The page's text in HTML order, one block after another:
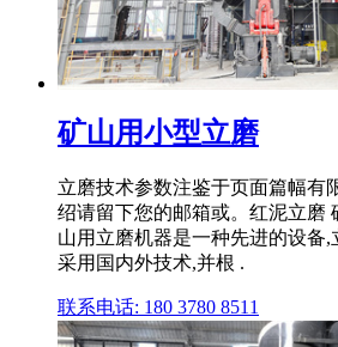
矿山用小型立磨
立磨技术参数注鉴于页面篇幅有
绍请留下您的邮箱或。红泥立磨
山用立磨机器是一种先进的设备
采用国内外技术,并根 .
联系电话: 180 3780 8511